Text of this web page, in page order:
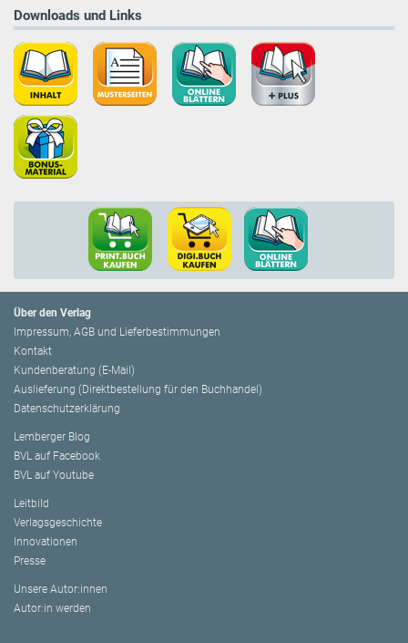
Downloads und Links
Über den Verlag
Impressum, AGB und Lieferbestimmungen
Kontakt
Kundenberatung (E-Mail)
Auslieferung (Direktbestellung für den Buchhandel)
Datenschutzerklärung
Lemberger Blog
BVL auf Facebook
BVL auf Youtube
Leitbild
Verlagsgeschichte
Innovationen
Presse
Unsere Autor:innen
Autor:in werden